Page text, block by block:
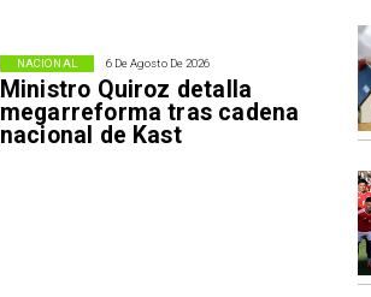
6 De Agosto De 2026
Ministro Quiroz detalla
megarreforma tras cadena
nacional de Kast
NACIONAL